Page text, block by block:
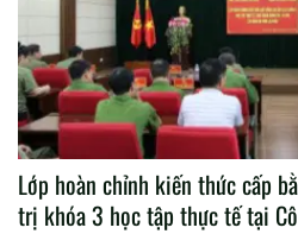
Lớp hoàn chỉnh kiến thức cấp
trị khóa 3 học tập thực tế tại